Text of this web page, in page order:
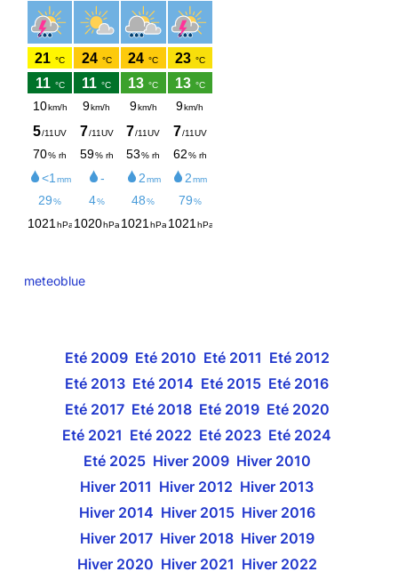
meteoblue
Eté 2009 Eté 2010 Eté 2011 Eté 2012
Eté 2013 Eté 2014 Eté 2015 Eté 2016
Eté 2017 Eté 2018 Eté 2019 Eté 2020
Eté 2021 Eté 2022 Eté 2023 Eté 2024
Eté 2025 Hiver 2009 Hiver 2010
Hiver 2011 Hiver 2012 Hiver 2013
Hiver 2014 Hiver 2015 Hiver 2016
Hiver 2017 Hiver 2018 Hiver 2019
Hiver 2020 Hiver 2021 Hiver 2022